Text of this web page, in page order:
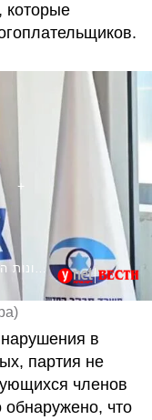
которые
1322006#2024מתניהו אנגלמן דוח מימון מפלגות על החשבונות השוטפים של הסיעות לשנת
)
в
партия не
членов
что